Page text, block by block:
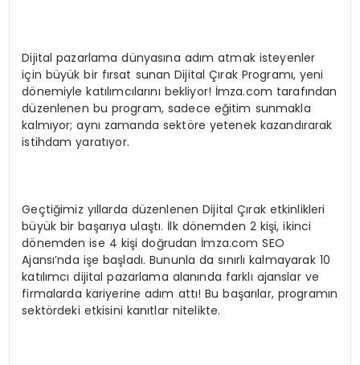
Dijital pazarlama dünyasına adım atmak isteyenler
için büyük bir fırsat sunan Dijital Çırak Programı, yeni
dönemiyle katılımcılarını bekliyor! İmza.com tarafından
düzenlenen bu program, sadece eğitim sunmakla
kalmıyor; aynı zamanda sektöre yetenek kazandırarak
istihdam yaratıyor.
Geçtiğimiz yıllarda düzenlenen Dijital Çırak etkinlikleri
büyük bir başarıya ulaştı. İlk dönemden 2 kişi, ikinci
dönemden ise 4 kişi doğrudan İmza.com SEO
Ajansı’nda işe başladı. Bununla da sınırlı kalmayarak 10
katılımcı dijital pazarlama alanında farklı ajanslar ve
firmalarda kariyerine adım attı! Bu başarılar, programın
sektördeki etkisini kanıtlar nitelikte.